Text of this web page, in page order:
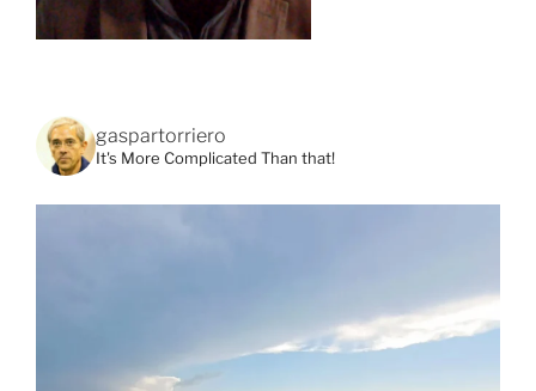
gaspartorriero
It's More Complicated Than that!